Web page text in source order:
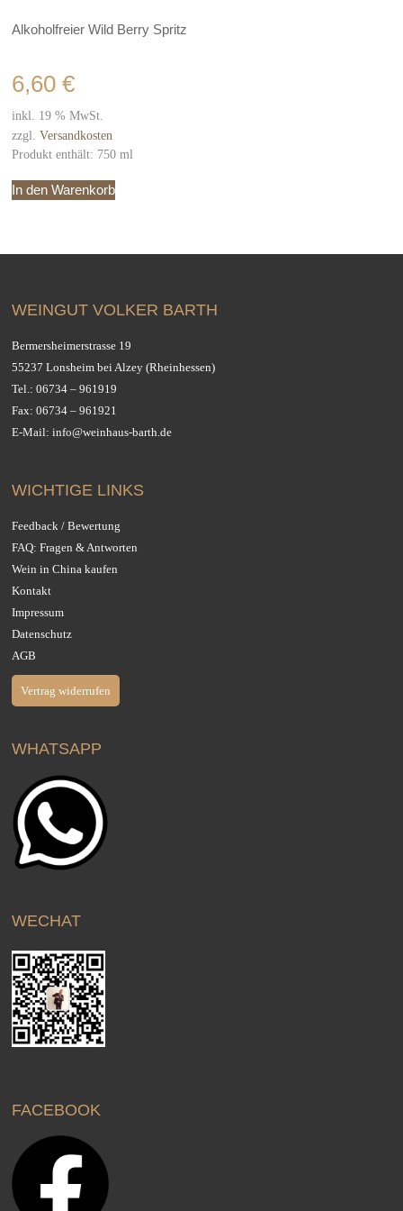
Alkoholfreier Wild Berry Spritz
6,60€
inkl. 19 % MwSt.
zzgl.Versandkosten
Produkt enthält: 750ml
In den Warenkorb
WEINGUT VOLKER BARTH
Bermersheimerstrasse 19
55237 Lonsheim bei Alzey (Rheinhessen)
Tel.:06734 – 961919
Fax: 06734 – 961921
E-Mail:info@weinhaus-barth.de
WICHTIGE LINKS
Feedback / Bewertung
FAQ: Fragen & Antworten
Wein in China kaufen
Kontakt
Impressum
Datenschutz
AGB
Vertrag widerrufen
WHATSAPP
WECHAT
FACEBOOK